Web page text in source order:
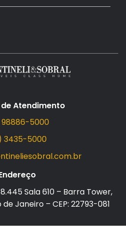
Atendimento
98886-5000
3435-5000
Sala 610 – Barra Tower,
Janeiro – CEP: 22793-081